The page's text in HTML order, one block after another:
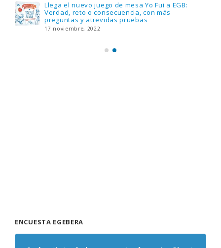
Llega el nuevo juego de mesa Yo Fui a EGB:
Verdad, reto o consecuencia, con más
preguntas y atrevidas pruebas
17 noviembre, 2022
ENCUESTA EGEBERA